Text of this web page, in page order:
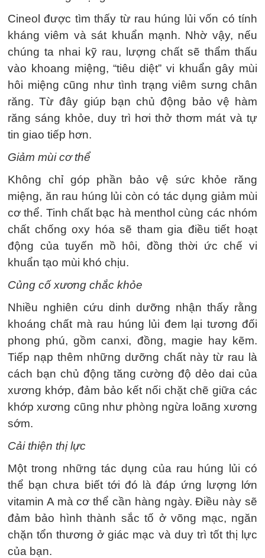
Cineol được tìm thấy từ rau húng lủi vốn có tính
kháng viêm và sát khuẩn mạnh. Nhờ vậy, nếu
chúng ta nhai kỹ rau, lượng chất sẽ thẩm thấu
vào khoang miệng, “tiêu diệt” vi khuẩn gây mùi
hôi miệng cũng như tình trạng viêm sưng chân
răng. Từ đây giúp bạn chủ động bảo vệ hàm
răng sáng khỏe, duy trì hơi thở thơm mát và tự
tin giao tiếp hơn.
Giảm mùi cơ thể
Không chỉ góp phần bảo vệ sức khỏe răng
miệng, ăn rau húng lủi còn có tác dụng giảm mùi
cơ thể. Tinh chất bạc hà menthol cùng các nhóm
chất chống oxy hóa sẽ tham gia điều tiết hoạt
động của tuyến mồ hôi, đồng thời ức chế vi
khuẩn tạo mùi khó chịu.
Củng cố xương chắc khỏe
Nhiều nghiên cứu dinh dưỡng nhận thấy rằng
khoáng chất mà rau húng lủi đem lại tương đối
phong phú, gồm canxi, đồng, magie hay kẽm.
Tiếp nạp thêm những dưỡng chất này từ rau là
cách bạn chủ động tăng cường độ dẻo dai của
xương khớp, đảm bảo kết nối chặt chẽ giữa các
khớp xương cũng như phòng ngừa loãng xương
sớm.
Cải thiện thị lực
Một trong những tác dụng của rau húng lủi có
thể bạn chưa biết tới đó là đáp ứng lượng lớn
vitamin A mà cơ thể cần hàng ngày. Điều này sẽ
đảm bảo hình thành sắc tố ở võng mạc, ngăn
chặn tổn thương ở giác mạc và duy trì tốt thị lực
của bạn.